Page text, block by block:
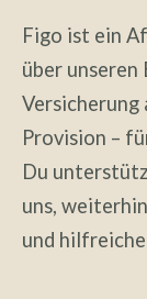
Figo ist ein
über unseren
Provision –
Du
uns,
und